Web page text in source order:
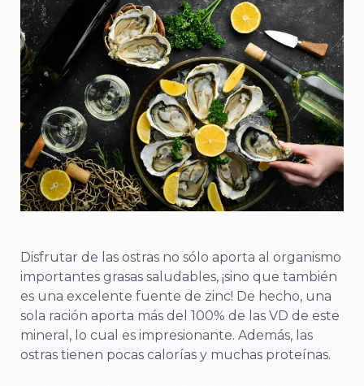
Disfrutar de las ostras no sólo aporta al organismo
importantes grasas saludables, ¡sino que también
es una excelente fuente de zinc! De hecho, una
sola ración aporta más del 100% de las VD de este
mineral, lo cual es impresionante. Además, las
ostras tienen pocas calorías y muchas proteínas.